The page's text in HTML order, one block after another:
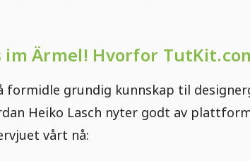
im Ärmel! Hvorfor
formidle grundig kunnskap til
Heiko Lasch nyter godt av
vårt nå: